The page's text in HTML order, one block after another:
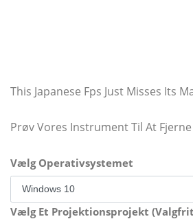
This Japanese Fps Just Misses Its
Prøv Vores Instrument Til At
Vælg Operativsystemet
Vælg Et Projektionsprojekt